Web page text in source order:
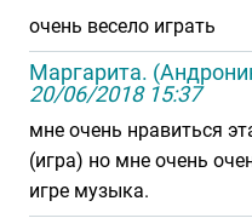
очень весело играть
Маргарита.
20/06/2018 15:37
мне очень нравиться
(игра) но мне очень
игре музыка.